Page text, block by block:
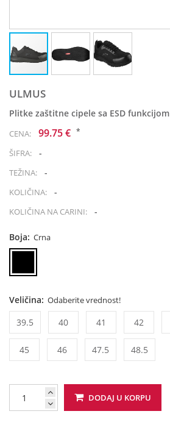
ULMUS
Plitke zaštitne cipele sa ESD funkcijom
CENA: 99.75 € *
ŠIFRA: -
TEŽINA: -
KOLIČINA: -
KOLIČINA NA CARINI: -
Boja: Crna
Veličina: Odaberite vrednost!
39.5 40 41 42
45 46 47.5 48.5
DODAJ U KORPU